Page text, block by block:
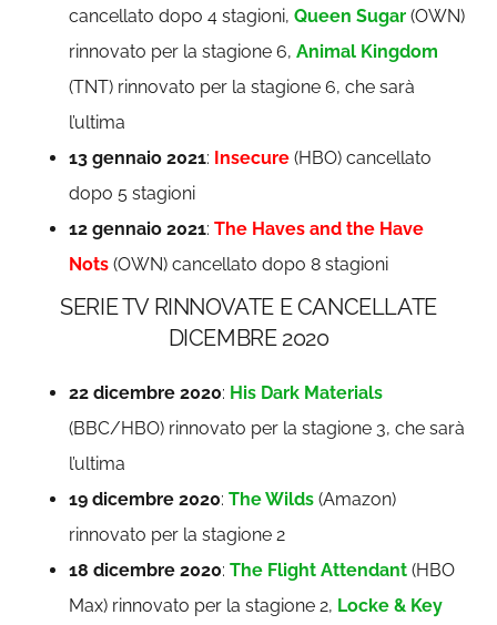
cancellato dopo 4 stagioni,Queen Sugar (OWN)
rinnovato per la stagione 6,Animal Kingdom
(TNT) rinnovato per la stagione 6, che sarà
l’ultima
13 gennaio 2021: Insecure (HBO) cancellato
dopo 5 stagioni
12 gennaio 2021:The Haves and the Have
Nots (OWN) cancellato dopo 8 stagioni
SERIE TV RINNOVATE E CANCELLATE
DICEMBRE 2020
22 dicembre 2020: His Dark Materials
(BBC/HBO) rinnovato per la stagione 3, che sarà
l’ultima
19 dicembre 2020:The Wilds (Amazon)
rinnovato per la stagione 2
18 dicembre 2020:The Flight Attendant (HBO
Max) rinnovato per la stagione 2, Locke & Key